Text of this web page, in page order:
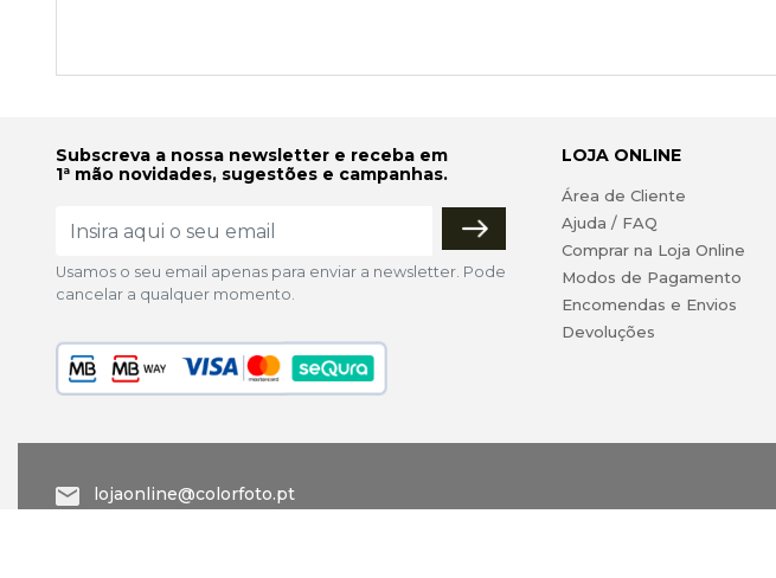
Subscreva a nossa newsletter e receba em
1ª mão novidades, sugestões e campanhas.
Usamos o seu email apenas para enviar a newsletter. Pode
cancelar a qualquer momento.
LOJA ONLINE
Área de Cliente
Ajuda / FAQ
Comprar na Loja Online
Modos de Pagamento
Encomendas e Envios
Devoluções
lojaonline@colorfoto.pt